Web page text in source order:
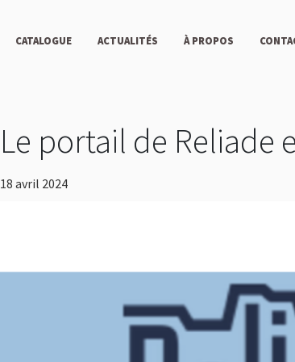
CATALOGUE ACTUALITÉS À PROPOS
Le portail de Reliade
18 avril 2024